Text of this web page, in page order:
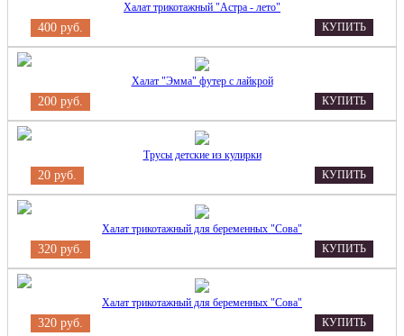
Халат трикотажный "Астра - лето"
400 руб. КУПИТЬ
Халат "Эмма" футер с лайкрой
200 руб. КУПИТЬ
Трусы детские из кулирки
20 руб. КУПИТЬ
Халат трикотажный для беременных "Сова"
320 руб. КУПИТЬ
Халат трикотажный для беременных "Сова"
320 руб. КУПИТЬ